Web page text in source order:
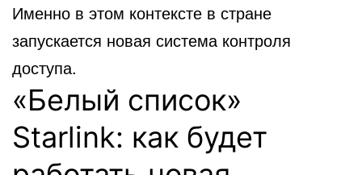
Именно в этом контексте в стране
запускается новая система контроля
доступа.
«Белый список»
Starlink: как будет